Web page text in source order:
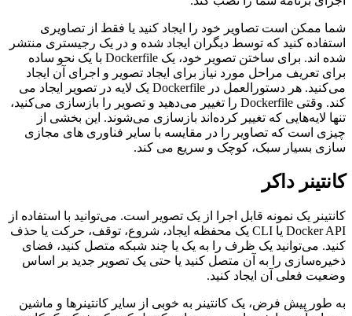
شما ممکن است تصاویر خود را ایجاد کنید یا فقط از تصاویری
استفاده کنید که توسط دیگران ایجاد شده و در یک رجیستری منتشر
شده اند. برای ساختن تصویر خود، یک Dockerfile با یک نحو ساده
برای تعریف مراحل مورد نیاز برای ایجاد تصویر و اجرای آن ایجاد
می‌کنید. هر دستورالعمل در Dockerfile یک لایه در تصویر ایجاد می
کند. وقتی Dockerfile را تغییر می‌دهید و تصویر را بازسازی می‌کنید،
تنها لایه‌هایی که تغییر کرده‌اند بازسازی می‌شوند. این بخشی از
چیزی است که تصاویر را در مقایسه با سایر فناوری های مجازی
سازی بسیار سبک، کوچک و سریع می کند.
کانتینر داکر
کانتینر یک نمونه قابل اجرا از یک تصویر است. می‌توانید با استفاده از
Docker API یا CLI یک محفظه ایجاد، شروع، توقف، حرکت یا حذف
کنید. می‌توانید یک ظرف را به یک یا چند شبکه متصل کنید، فضای
ذخیره‌سازی را به آن متصل کنید یا حتی یک تصویر جدید بر اساس
وضعیت فعلی آن ایجاد کنید.
به طور پیش فرض، یک کانتینر به خوبی از سایر کانتینرها و ماشین